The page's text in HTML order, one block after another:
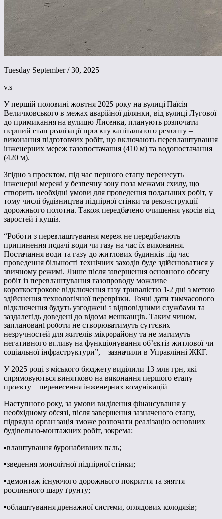
Tuesday September / 30, 2025
v.s
У першій половині жовтня 2025 року на вулиці Паїсія
Величковського в межах аварійної ділянки, від вулиці Лугової
до примикання на вулицю Лисенка, планують розпочати
перший етап реалізації проєкту капітального ремонту –
виконання підготовчих робіт, що включають перевлаштування
інженерних мереж газопостачання (410 м) та водопостачання
(420 м).
Згідно з проєктом, під час першого етапу перенесуть
інженерні мережі у безпечну зону поза межами схилу, що
створить необхідні умови для проведення подальших робіт, у
тому числі будівництва підпірної стінки та реконструкції
дорожнього полотна. Також передбачено очищення укосів від
заростей і кущів.
“Роботи з перевлаштування мереж не передбачають
припинення подачі води чи газу на час їх виконання.
Постачання води та газу до житлових будинків під час
проведення більшості технічних заходів буде здійснюватися у
звичному режимі. Лише після завершення основного обсягу
робіт із перевлаштування газопроводу можливе
короткострокове відключення газу тривалістю 1-2 дні з метою
здійснення технологічної переврізки. Точні дати тимчасового
відключення будуть узгоджені з відповідними службами та
заздалегідь доведені до відома мешканців. Таким чином,
заплановані роботи не створюватимуть суттєвих
незручностей для жителів мікрорайону та не матимуть
негативного впливу на функціонування об’єктів житлової чи
соціальної інфраструктури”, – зазначили в Управлінні ЖКГ.
У 2025 році з міського бюджету виділили 13 млн грн, які
спрямовуються винятково на виконання першого етапу
проєкту – перенесення інженерних комунікацій.
Наступного року, за умови виділення фінансування у
необхідному обсязі, після завершення зазначеного етапу,
підрядна організація зможе розпочати реалізацію основних
будівельно-монтажних робіт, зокрема:
▪️влаштування буронабивних паль;
▪️зведення монолітної підпірної стінки;
▪️демонтаж існуючого дорожнього покриття та зняття
рослинного шару ґрунту;
▪️облаштування дренажної системи, оглядових колодязів;